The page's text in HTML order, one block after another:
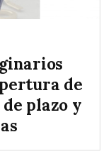
de
plazo y